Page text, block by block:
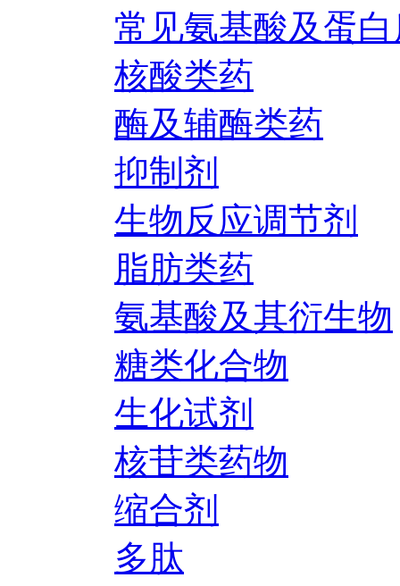
常见氨基酸及蛋
核酸类药
酶及辅酶类药
抑制剂
生物反应调节剂
脂肪类药
氨基酸及其衍生物
糖类化合物
生化试剂
核苷类药物
缩合剂
多肽